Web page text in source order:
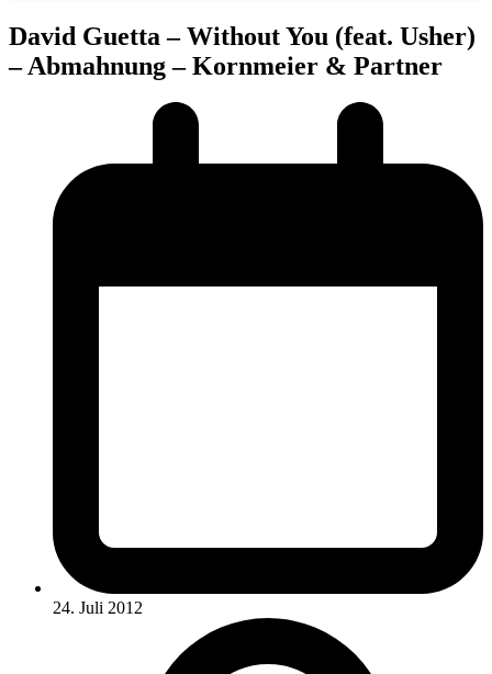
David Guetta – Without You (feat. Usher)
– Abmahnung – Kornmeier & Partner
24. Juli 2012